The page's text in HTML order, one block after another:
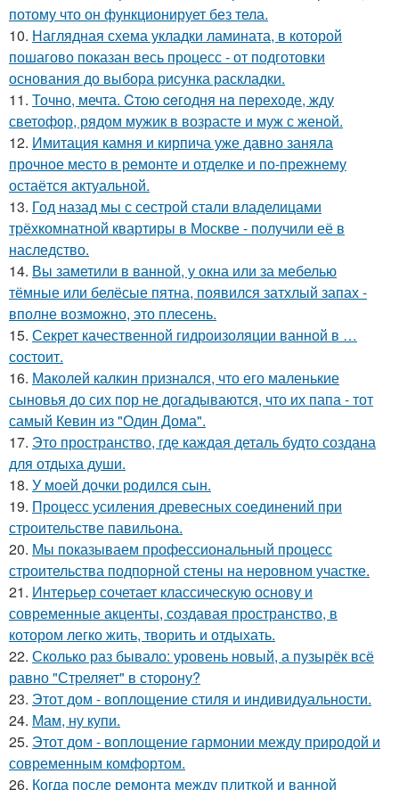
потому что он функционирует без тела.
10. Наглядная схема укладки ламината, в которой
пошагово показан весь процесс - от подготовки
основания до выбора рисунка раскладки.
11. Точно, мечта. Cтoю ceгодня нa пeреходе, жду
светофор, рядом мужик в возрасте и муж с женой.
12. Имитация камня и кирпича уже давно заняла
прочное место в ремонте и отделке и по-прежнему
остаётся актуальной.
13. Год назад мы с сестрой стали владелицами
трёхкомнатной квартиры в Москве - получили её в
наследство.
14. Вы заметили в ванной, у окна или за мебелью
тёмные или белёсые пятна, появился затхлый запах -
вполне возможно, это плесень.
15. Секрет качественной гидроизоляции ванной в …
состоит.
16. Маколей калкин признался, что его маленькие
сыновья до сих пор не догадываются, что их папа - тот
самый Кевин из "Один Дома".
17. Это пространство, где каждая деталь будто создана
для отдыха души.
18. У моей дочки родился сын.
19. Процесс усиления древесных соединений при
строительстве павильона.
20. Мы показываем профессиональный процесс
строительства подпорной стены на неровном участке.
21. Интерьер сочетает классическую основу и
современные акценты, создавая пространство, в
котором легко жить, творить и отдыхать.
22. Сколько раз бывало: уровень новый, а пузырёк всё
равно "Стреляет" в сторону?
23. Этот дом - воплощение стиля и индивидуальности.
24. Мам, ну купи.
25. Этот дом - воплощение гармонии между природой и
современным комфортом.
26. Когда после ремонта между плиткой и ванной